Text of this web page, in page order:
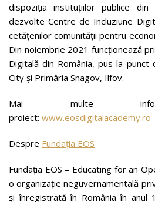
dispoziția instituțiilor publice din
dezvolte Centre de Incluziune
cetățenilor comunității pentru
Din noiembrie 2021 funcționează
Digitală din România, pus la punct
City și Primăria Snagov, Ilfov.
Mai multe
proiect: www.eosdigitalacademy.ro
Despre Fundația EOS
Fundația EOS – Educating for an
o organizație neguvernamentală
şi înregistrată în România în anul